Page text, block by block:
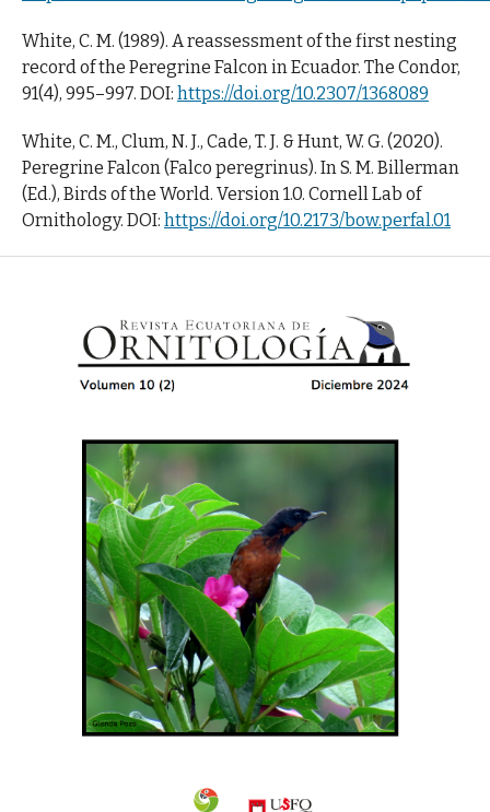
White, C. M. (1989). A reassessment of the first nesting
record of the Peregrine Falcon in Ecuador. The Condor,
91(4), 995–997. DOI: https://doi.org/10.2307/1368089
White, C. M., Clum, N. J., Cade, T. J. & Hunt, W. G. (2020).
Peregrine Falcon (Falco peregrinus). In S. M. Billerman
(Ed.), Birds of the World. Version 1.0. Cornell Lab of
Ornithology. DOI: https://doi.org/10.2173/bow.perfal.01